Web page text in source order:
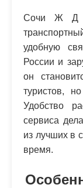
Сочи Ж Д
удобную
России и
он
туристов,
Удобство
сервиса
из лучших в
время.